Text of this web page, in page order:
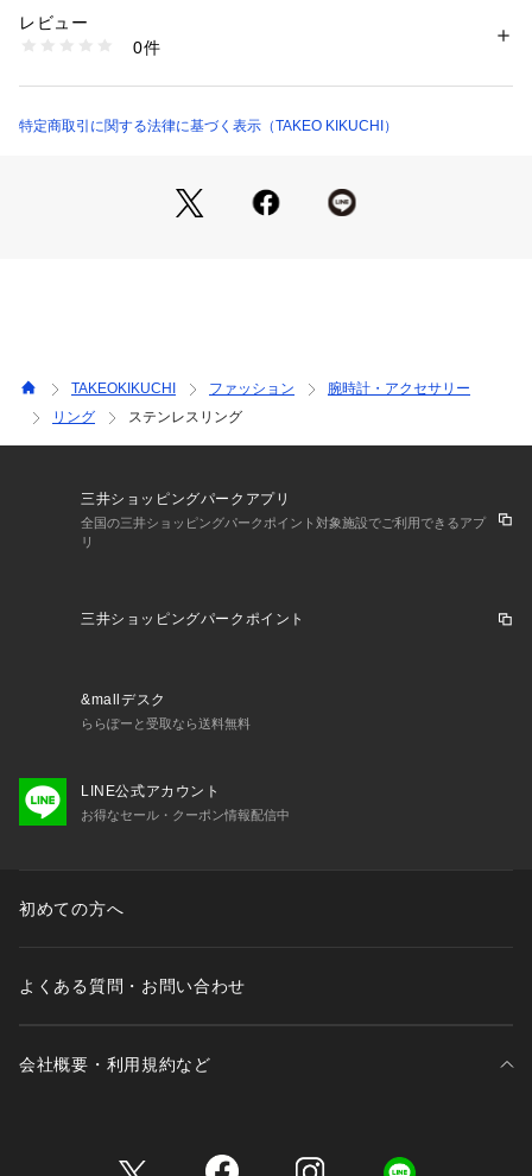
006カラー：光沢
106カラー：マット
に、アソビ心とストリートの自由な発想を取り入れ、日本独自
のミックススタイルを提案します。
新商品や再入荷など、いち早くブランドの情報を受け取ること
ができます。
※照明の関係により、実際よりも色味が違って見える場合があ
ります。また、パソコン・スマートフォンなどの環境により、
若干製品と画像のカラーが異なる場合もございます。
商品番号：
P97-01816 （ショップ）
レビュー
0件
特定商取引に関する法律に基づく表示（TAKEO KIKUCHI）
TAKEOKIKUCHI ファッション
腕時計・アクセサリー
リング
ステンレスリング
三井ショッピングパークアプリ
全国の三井ショッピングパークポイント対象施設でご利用できるアプ
リ
三井ショッピングパークポイント
&mallデスク
ららぽーと受取なら送料無料
LINE公式アカウント
お得なセール・クーポン情報配信中
初めての方へ
よくある質問・お問い合わせ
会社概要・利用規約など